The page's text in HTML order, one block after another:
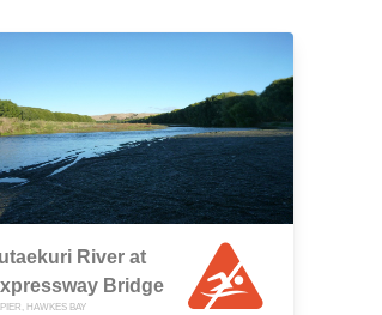
River at
Bridge
HAWKES BAY